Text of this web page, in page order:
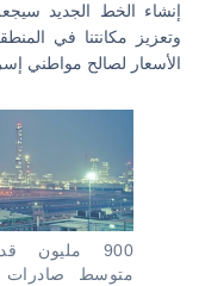
إنشاء الخط الجديد
وتعزيز مكانتنا في
الأسعار لصالح مواطني
900 مليون
متوسط صادرات